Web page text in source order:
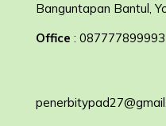
Banguntapan Bantul,
Office : 087777899993